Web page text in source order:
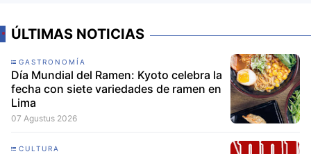
ÚLTIMAS NOTICIAS
GASTRONOMÍA
Día Mundial del Ramen: Kyoto celebra la
fecha con siete variedades de ramen en
Lima
07 Agustus 2026
CULTURA